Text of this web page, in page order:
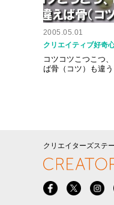
2005.05.01
クリエイティブ好奇
コツコツこつこつ
ば骨（コツ）も違う
クリエイターズステ